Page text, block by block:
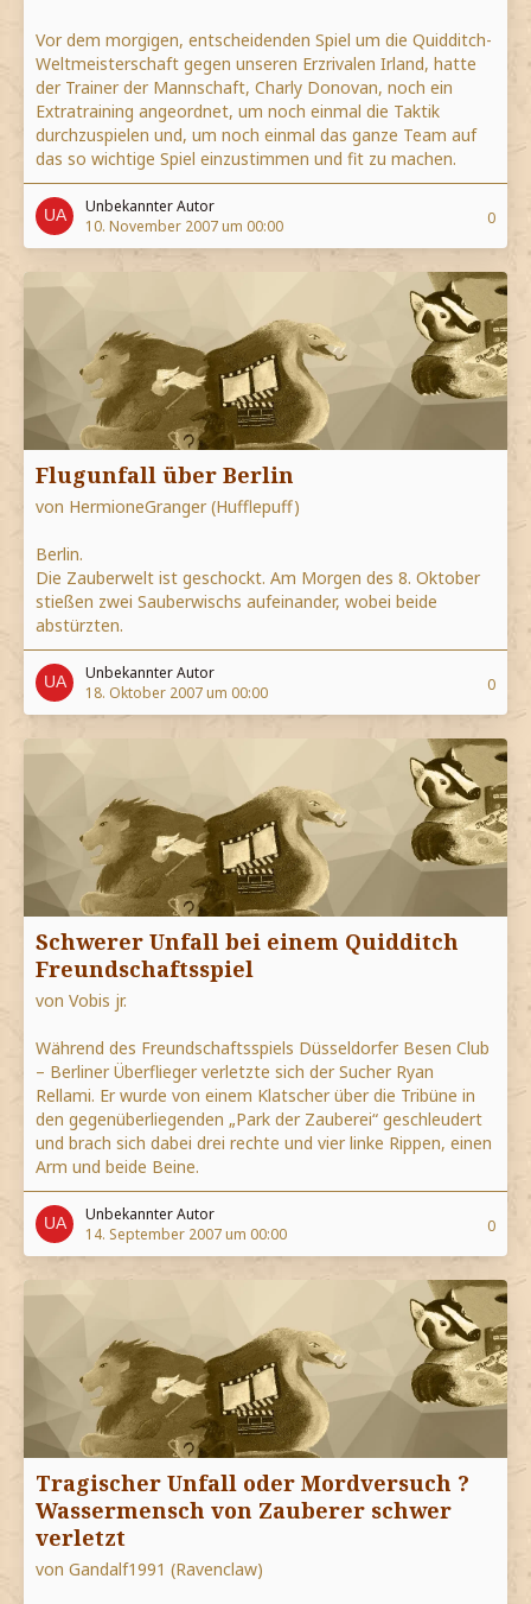
Vor dem morgigen, entscheidenden Spiel um die Quidditch-
Weltmeisterschaft gegen unseren Erzrivalen Irland, hatte
der Trainer der Mannschaft, Charly Donovan, noch ein
Extratraining angeordnet, um noch einmal die Taktik
durchzuspielen und, um noch einmal das ganze Team auf
das so wichtige Spiel einzustimmen und fit zu machen.
Unbekannter Autor
10. November 2007 um 00:00
0
Flugunfall über Berlin
von HermioneGranger (Hufflepuff)
Berlin.
Die Zauberwelt ist geschockt. Am Morgen des 8. Oktober
stießen zwei Sauberwischs aufeinander, wobei beide
abstürzten.
Unbekannter Autor
18. Oktober 2007 um 00:00
0
Schwerer Unfall bei einem Quidditch
Freundschaftsspiel
von Vobis jr.
Während des Freundschaftsspiels Düsseldorfer Besen Club
– Berliner Überflieger verletzte sich der Sucher Ryan
Rellami. Er wurde von einem Klatscher über die Tribüne in
den gegenüberliegenden „Park der Zauberei“ geschleudert
und brach sich dabei drei rechte und vier linke Rippen, einen
Arm und beide Beine.
Unbekannter Autor
14. September 2007 um 00:00
0
Tragischer Unfall oder Mordversuch ?
Wassermensch von Zauberer schwer
verletzt
von Gandalf1991 (Ravenclaw)